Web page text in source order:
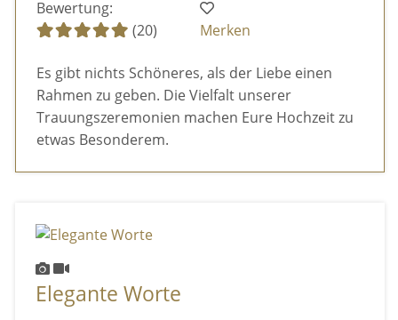
Bewertung:
(20)
Merken
Es gibt nichts Schöneres, als der Liebe einen
Rahmen zu geben. Die Vielfalt unserer
Trauungszeremonien machen Eure Hochzeit zu
etwas Besonderem.
Elegante Worte